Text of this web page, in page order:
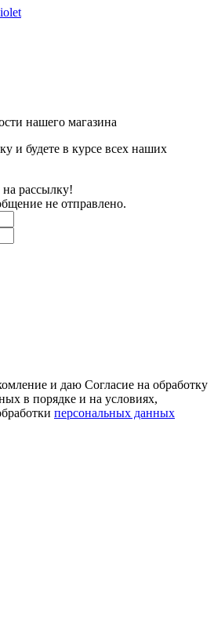
нашего магазина
и будете в курсе всех наших
рассылку!
не отправлено.
и даю Согласие на обработку
в порядке и на условиях,
персональных данных